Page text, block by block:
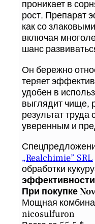
проникает в
рост. Препарат
как со
включая
шанс
Он бережно
теряет
удобен в
выглядит чище,
результат труда
уверенным и
„Realchimie” SRL
обработки
эффективности
При покупке
Мощная
nicosulfuron